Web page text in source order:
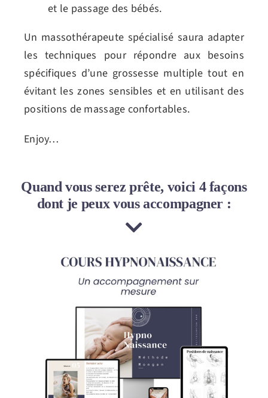
et le passage des bébés.
Un massothérapeute spécialisé saura adapter
les techniques pour répondre aux besoins
spécifiques d’une grossesse multiple tout en
évitant les zones sensibles et en utilisant des
positions de massage confortables.
Enjoy…
Quand vous serez prête, voici 4 façons
dont je peux vous accompagner :